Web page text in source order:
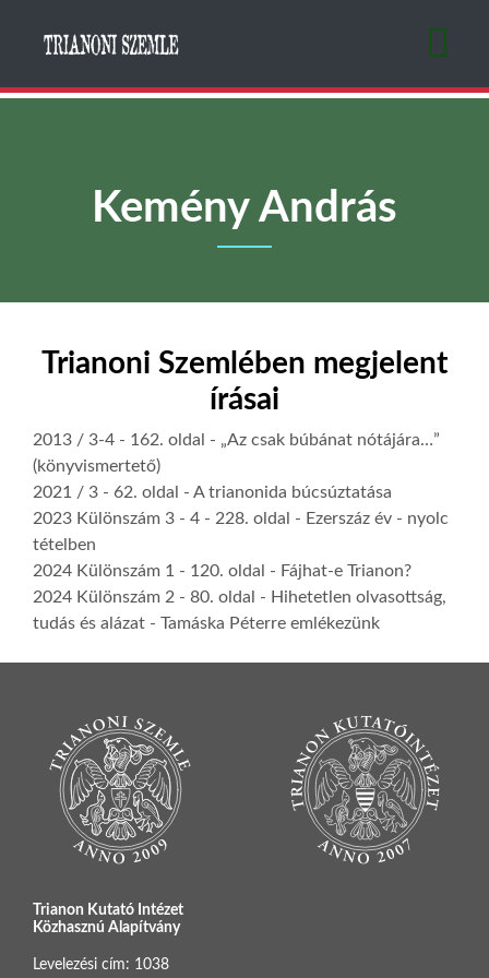
Kemény András
Trianoni Szemlében megjelent
írásai
2013 / 3-4 - 162. oldal - „Az csak búbánat nótájára…”
(könyvismertető)
2021 / 3 - 62. oldal - A trianonida búcsúztatása
2023 Különszám 3 - 4 - 228. oldal - Ezerszáz év - nyolc
tételben
2024 Különszám 1 - 120. oldal - Fájhat-e Trianon?
2024 Különszám 2 - 80. oldal - Hihetetlen olvasottság,
tudás és alázat - Tamáska Péterre emlékezünk
Trianon Kutató Intézet
Közhasznú Alapítvány
Levelezési cím: 1038